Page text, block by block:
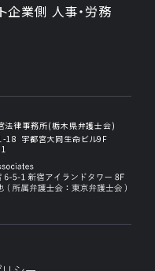
企業側 人事・労務
法律事務所(栃木県弁護士会)
18 宇都宮大同生命ビル9F